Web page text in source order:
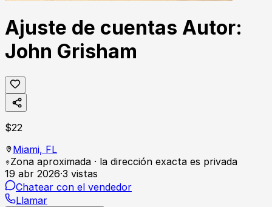
Ajuste de cuentas Autor:
John Grisham
$22
Miami, FL
Zona aproximada · la dirección exacta es privada
19 abr 2026·3 vistas
Chatear con el vendedor
Llamar